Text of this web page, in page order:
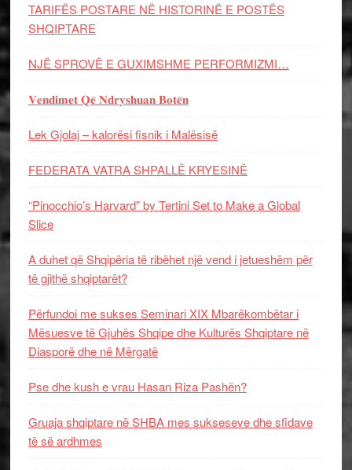
TARIFËS POSTARE NË HISTORINË E POSTËS
SHQIPTARE
NJË SPROVË E GUXIMSHME PERFORMIZMI…
𝐕𝐞𝐧𝐝𝐢𝐦𝐞𝐭 𝐐𝐞̈ 𝐍𝐝𝐫𝐲𝐬𝐡𝐮𝐚𝐧 𝐁𝐨𝐭𝐞̈𝐧
Lek Gjolaj – kalorësi fisnik i Malësisë
FEDERATA VATRA SHPALLË KRYESINË
“Pinocchio’s Harvard” by Tertini Set to Make a Global
Slice
A duhet që Shqipëria të ribëhet një vend i jetueshëm për
të gjithë shqiptarët?
Përfundoi me sukses Seminari XIX Mbarëkombëtar i
Mësuesve të Gjuhës Shqipe dhe Kulturës Shqiptare në
Diasporë dhe në Mërgatë
Pse dhe kush e vrau Hasan Riza Pashën?
Gruaja shqiptare në SHBA mes sukseseve dhe sfidave
të së ardhmes